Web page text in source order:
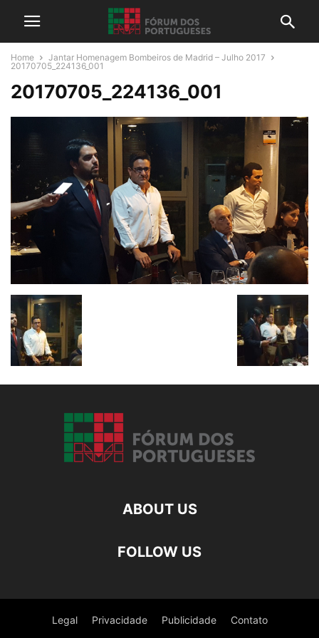
Home
Jantar Homenagem Bombeiros de Madrid – Julho 2017
20170705_224136_001
20170705_224136_001
ABOUT US
FOLLOW US
Legal Privacidade Publicidade Contato